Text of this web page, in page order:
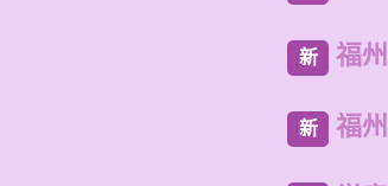
新 福
新 福